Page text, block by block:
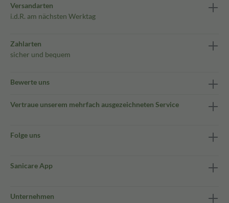
Versandarten
i.d.R. am nächsten Werktag
Zahlarten
sicher und bequem
Bewerte uns
Vertraue unserem mehrfach ausgezeichneten Service
Folge uns
Sanicare App
Unternehmen